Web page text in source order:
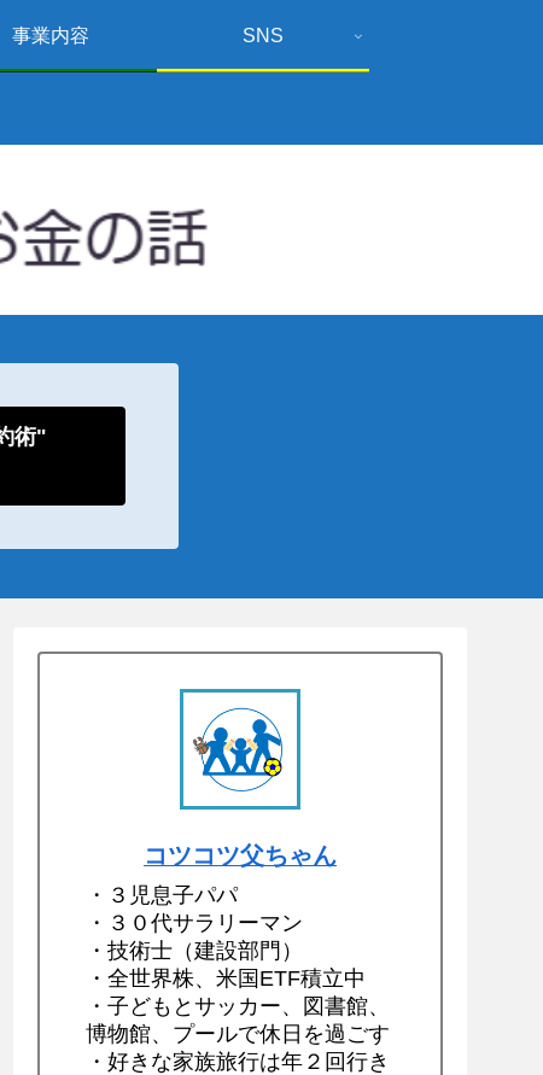
事業内容 SNS
術"
コツコツ父ちゃん
・３児息子パパ
・３０代サラリーマン
・技術士（建設部門）
・全世界株、米国ETF積立中
・子どもとサッカー、図書館、
博物館、プールで休日を過ごす
・好きな家族旅行は年２回行き